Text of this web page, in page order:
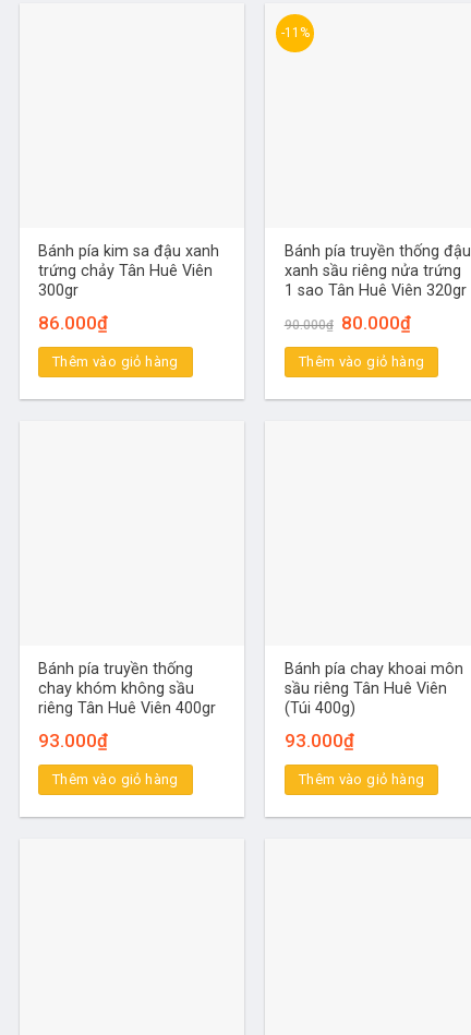
Bánh pía kim sa đậu xanh
trứng chảy Tân Huê Viên
300gr
86.000₫
Thêm vào giỏ hàng
-11%
Bánh pía truyền thống đậu
xanh sầu riêng nửa trứng
1 sao Tân Huê Viên 320gr
90.000₫ Giá
gốc
là:
90.000₫.
80.000₫Giá
tại
là:
80.000₫.
Thêm vào giỏ hàng
Bánh pía truyền thống
chay khóm không sầu
riêng Tân Huê Viên 400gr
93.000₫
Thêm vào giỏ hàng
Bánh pía chay khoai môn
sầu riêng Tân Huê Viên
(Túi 400g)
93.000₫
Thêm vào giỏ hàng